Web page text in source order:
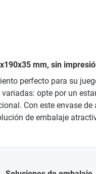
mm, sin
perfecto para su
opte por un
Con este envase
de embalaje